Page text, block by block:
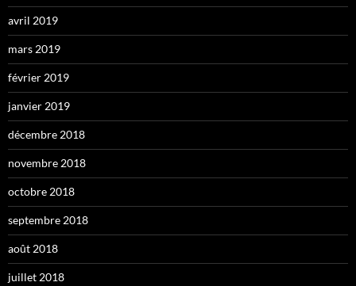
avril 2019
mars 2019
février 2019
janvier 2019
décembre 2018
novembre 2018
octobre 2018
septembre 2018
août 2018
juillet 2018